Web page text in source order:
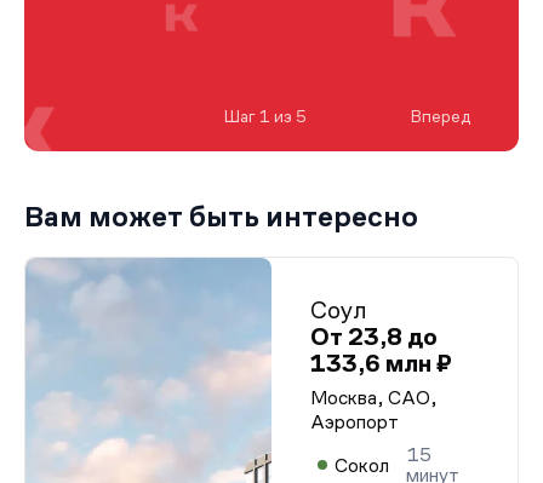
Шаг 1 из 5 Вперед
Вам может быть интересно
Соул
От 23,8 до
133,6 млн ₽
Москва, САО,
Аэропорт
Сокол
15
минут